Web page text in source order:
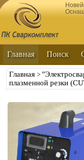
Главная Поиск
Главная >
плазменной резки